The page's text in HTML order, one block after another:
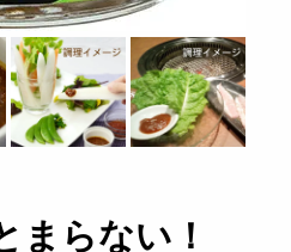
まらない！